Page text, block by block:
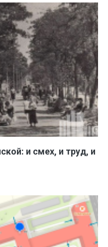
и смех, и труд, и